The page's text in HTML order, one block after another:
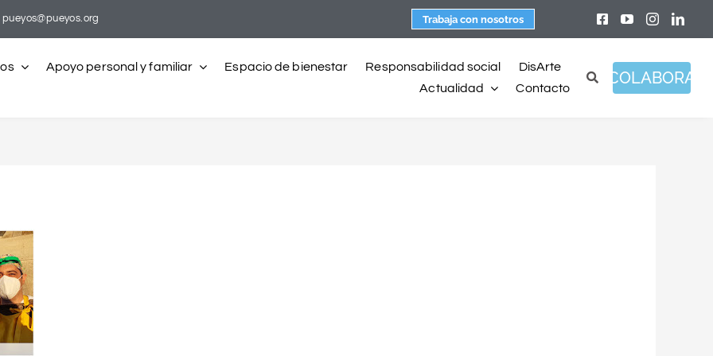
pueyos@pueyos.org Trabaja con nosotros
Apoyo personal y familiar Espacio de bienestar Responsabilidad social
DisArte
Actualidad
Contacto
COLABORA